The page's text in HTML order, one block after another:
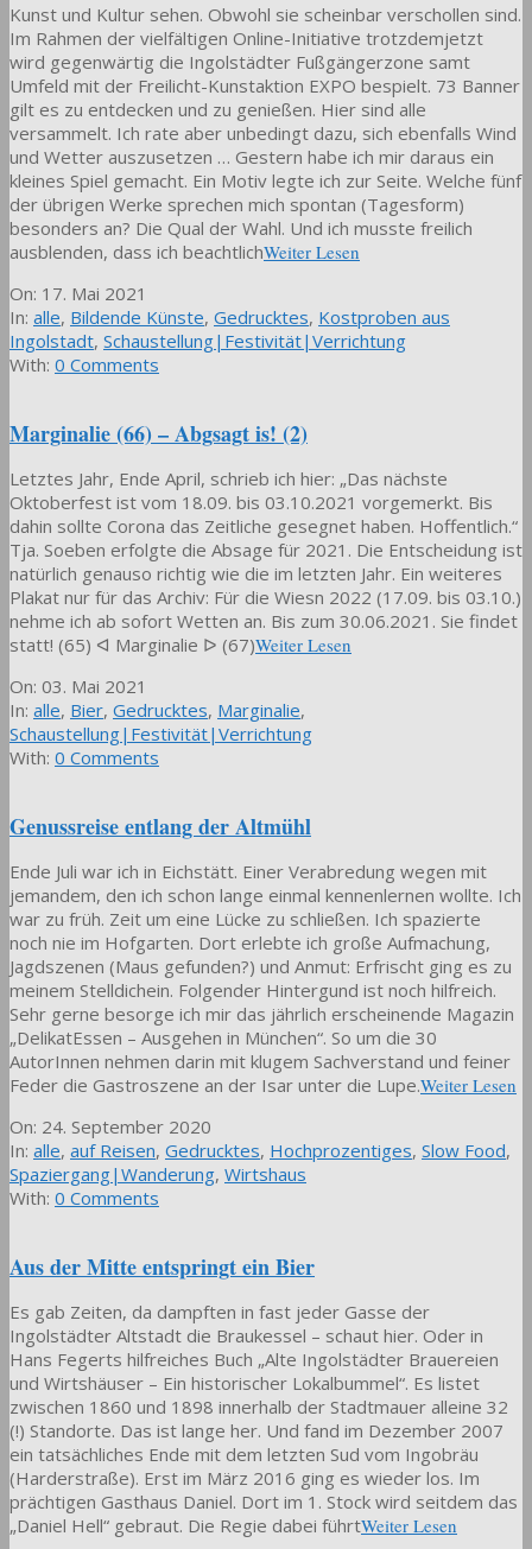
Kunst und Kultur sehen. Obwohl sie scheinbar verschollen sind.
Im Rahmen der vielfältigen Online-Initiative trotzdemjetzt
wird gegenwärtig die Ingolstädter Fußgängerzone samt
Umfeld mit der Freilicht-Kunstaktion EXPO bespielt. 73 Banner
gilt es zu entdecken und zu genießen. Hier sind alle
versammelt. Ich rate aber unbedingt dazu, sich ebenfalls Wind
und Wetter auszusetzen … Gestern habe ich mir daraus ein
kleines Spiel gemacht. Ein Motiv legte ich zur Seite. Welche fünf
der übrigen Werke sprechen mich spontan (Tagesform)
besonders an? Die Qual der Wahl. Und ich musste freilich
ausblenden, dass ich beachtlichWeiter Lesen
2021-
05-
17
On: 17. Mai 2021
In: alle, Bildende Künste, Gedrucktes, Kostproben aus
Ingolstadt, Schaustellung|Festivität|Verrichtung
With: 0 Comments
Marginalie (66) – Abgsagt is! (2)
Letztes Jahr, Ende April, schrieb ich hier: „Das nächste
Oktoberfest ist vom 18.09. bis 03.10.2021 vorgemerkt. Bis
dahin sollte Corona das Zeitliche gesegnet haben. Hoffentlich.“
Tja. Soeben erfolgte die Absage für 2021. Die Entscheidung ist
natürlich genauso richtig wie die im letzten Jahr. Ein weiteres
Plakat nur für das Archiv: Für die Wiesn 2022 (17.09. bis 03.10.)
nehme ich ab sofort Wetten an. Bis zum 30.06.2021. Sie findet
statt! (65) ᐊ Marginalie ᐅ (67)Weiter Lesen
2021-
05-
03
On: 03. Mai 2021
In: alle, Bier, Gedrucktes, Marginalie,
Schaustellung|Festivität|Verrichtung
With: 0 Comments
Genussreise entlang der Altmühl
Ende Juli war ich in Eichstätt. Einer Verabredung wegen mit
jemandem, den ich schon lange einmal kennenlernen wollte. Ich
war zu früh. Zeit um eine Lücke zu schließen. Ich spazierte
noch nie im Hofgarten. Dort erlebte ich große Aufmachung,
Jagdszenen (Maus gefunden?) und Anmut: Erfrischt ging es zu
meinem Stelldichein. Folgender Hintergund ist noch hilfreich.
Sehr gerne besorge ich mir das jährlich erscheinende Magazin
„DelikatEssen – Ausgehen in München“. So um die 30
AutorInnen nehmen darin mit klugem Sachverstand und feiner
Feder die Gastroszene an der Isar unter die Lupe.Weiter Lesen
2020-
09-
24
On: 24. September 2020
In: alle, auf Reisen, Gedrucktes, Hochprozentiges, Slow Food,
Spaziergang|Wanderung, Wirtshaus
With: 0 Comments
Aus der Mitte entspringt ein Bier
Es gab Zeiten, da dampften in fast jeder Gasse der
Ingolstädter Altstadt die Braukessel – schaut hier. Oder in
Hans Fegerts hilfreiches Buch „Alte Ingolstädter Brauereien
und Wirtshäuser – Ein historischer Lokalbummel“. Es listet
zwischen 1860 und 1898 innerhalb der Stadtmauer alleine 32
(!) Standorte. Das ist lange her. Und fand im Dezember 2007
ein tatsächliches Ende mit dem letzten Sud vom Ingobräu
(Harderstraße). Erst im März 2016 ging es wieder los. Im
prächtigen Gasthaus Daniel. Dort im 1. Stock wird seitdem das
„Daniel Hell“ gebraut. Die Regie dabei führtWeiter Lesen